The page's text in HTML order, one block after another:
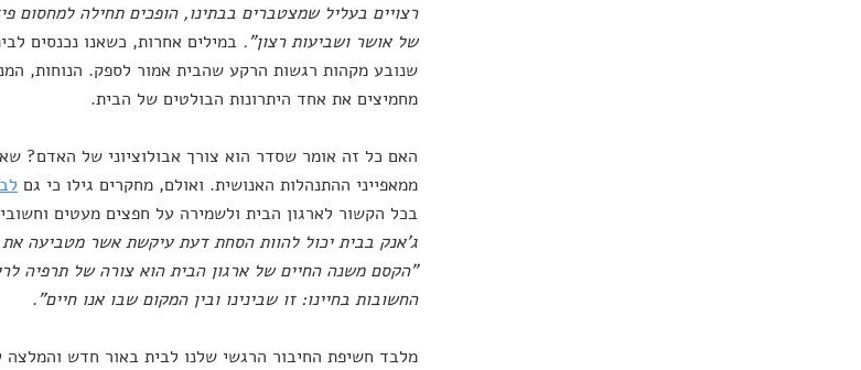
רצויים בעליל שמצטברים בבתינו, הופכים תחילה למחסום
של אושר ושביעות רצון". במילים אחרות, כשאנו נכנסים
שנובע מקהות רגשות הרקע שהבית אמור לספק. הנוחות,
מחמיצים את אחד היתרונות הבולטים של הבית.
האם כל זה אומר שסדר הוא צורך אבולוציוני של האדם?
ממאפייני ההתנהלות האנושית. ואולם, מחקרים גילו כי גם
בכל הקשור לארגון הבית ולשמירה על חפצים מעטים
ג'אנק בבית יכול להוות הסחת דעת עיקשת אשר מטביעה את
"הקסם משנה החיים של ארגון הבית הוא צורה של תרפיה
החשובות בחיינו: זו שבינינו ובין המקום שבו אנו חיים".
מלבד חשיפת החיבור הרגשי שלנו לבית באור חדש והמלצה